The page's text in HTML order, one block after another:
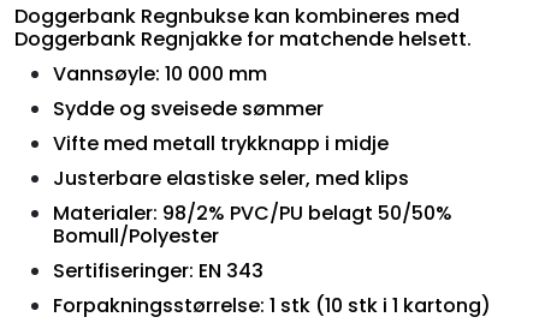
Doggerbank Regnbukse kan kombineres med
Doggerbank Regnjakke for matchende helsett.
Vannsøyle: 10 000 mm
Sydde og sveisede sømmer
Vifte med metall trykknapp i midje
Justerbare elastiske seler, med klips
Materialer: 98/2% PVC/PU belagt 50/50%
Bomull/Polyester
Sertifiseringer: EN 343
Forpakningsstørrelse: 1 stk (10 stk i 1 kartong)